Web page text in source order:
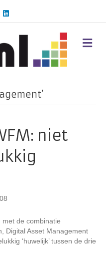
n
d
M
E
niet
de combinatie
Digital Asset Management
‘huwelijk’ tussen de drie